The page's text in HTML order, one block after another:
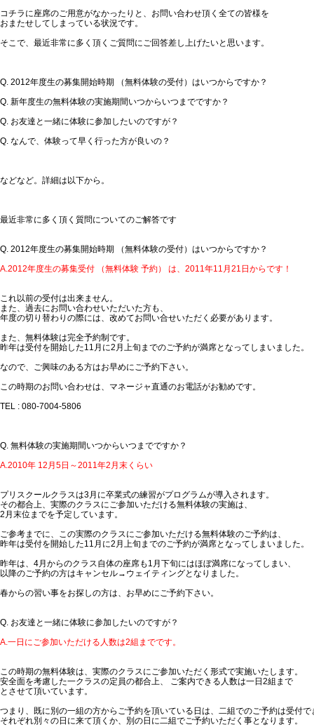
コチラに座席のご用意がなかったりと、お問い合わせ頂く全ての皆様を
おまたせしてしまっている状況です。
そこで、最近非常に多く頂くご質問にご回答差し上げたいと思います。
Q. 2012年度生の募集開始時期 （無料体験の受付）はいつからですか？
Q. 新年度生の無料体験の実施期間いつからいつまでですか？
Q. お友達と一緒に体験に参加したいのですが？
Q. なんで、体験って早く行った方が良いの？
などなど。詳細は以下から。
最近非常に多く頂く質問についてのご解答です
Q. 2012年度生の募集開始時期 （無料体験の受付）はいつからですか？
A.2012年度生の募集受付 （無料体験 予約） は、2011年11月21日からです！
これ以前の受付は出来ません。
また、過去にお問い合わせいただいた方も、
年度の切り替わりの際には、改めてお問い合せいただく必要があります。
また、 無料体験は完全予約制 です。
昨年は受付を開始した11月に2月上旬までのご予約が満席となってしまいました。
なので、 ご興味のある方はお早めにご予約下さい。
この時期のお問い合わせは、マネージャ直通のお電話がお勧めです。
TEL : 080-7004-5806
Q. 無料体験の実施期間いつからいつまでですか？
A.2010年 12月5日～2011年2月末くらい
プリスクールクラスは3月に卒業式の練習がプログラムが導入されます。
その都合上、実際のクラスにご参加いただける無料体験の実施は、
2月末位までを予定しています。
ご参考までに、この実際のクラスにご参加いただける無料体験のご予約は、
昨年は受付を開始した11月に2月上旬までのご予約が満席となってしまいました。
昨年は、4月からのクラス自体の座席も1月下旬にはほぼ満席になってしまい、
以降のご予約の方はキャンセル→ウェイティングとなりました。
春からの習い事をお探しの方は、お早めにご予約下さい。
Q. お友達と一緒に体験に参加したいのですが？
A.一日にご参加いただける人数は2組までです。
この時期の無料体験は、実際のクラスにご参加いただく形式で実施いたします。
安全面を考慮した一クラスの定員の都合上、 ご案内できる人数は一日2組まで
とさせて頂いています。
つまり、既に別の一組の方からご予約を頂いている日は、二組でのご予約は受付で
それぞれ別々の日に来て頂くか、別の日に二組でご予約いただく事となります。